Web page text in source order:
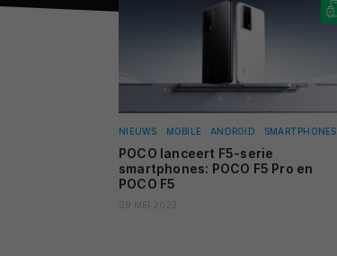
NIEUWS MOBILE ANDROID SMARTPHONES
POCO lanceert F5-serie
smartphones: POCO F5 Pro en
POCO F5
09 MEI 2023